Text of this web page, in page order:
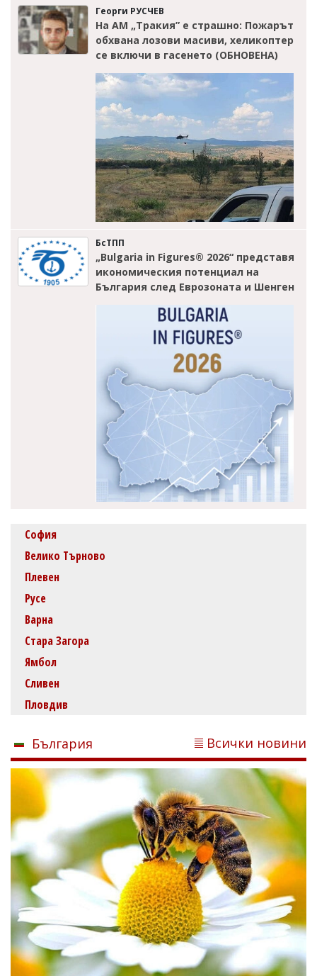
Георги РУСЧЕВ
На АМ „Тракия” е страшно: Пожарът
обхвана лозови масиви, хеликоптер
се включи в гасенето (ОБНОВЕНА)
БсТПП
„Bulgaria in Figures® 2026“ представя
икономическия потенциал на
България след Еврозоната и Шенген
София
Велико Търново
Плевен
Русе
Варна
Стара Загора
Ямбол
Сливен
Пловдив
България Всички новини